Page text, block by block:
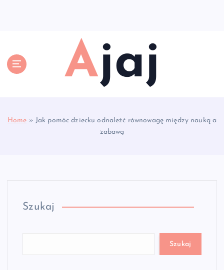
Ajaj
Home » Jak pomóc dziecku odnaleźć równowagę między nauką a
zabawą
Szukaj
Szukaj